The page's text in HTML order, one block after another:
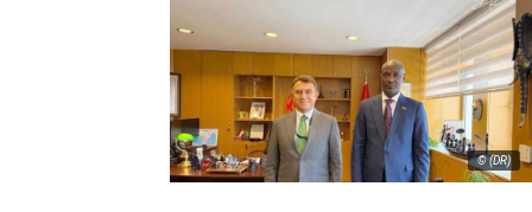
© (DR)